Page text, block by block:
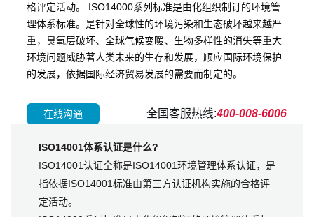
格评定活动。 ISO14000系列标准是由化组织制订的环境管
理体系标准。是针对全球性的环境污染和生态破坏越来越严
重，臭氧层破坏、全球气候变暖、生物多样性的消失等重大
环境问题威胁著人类未来的生存和发展，顺应国际环境保护
的发展，依据国际经济贸易发展的需要而制定的。
在线沟通 全国客服热线:400-008-6006
ISO14001体系认证是什么?
ISO14001认证全称是ISO14001环境管理体系认证，是
指依据ISO14001标准由第三方认证机构实施的合格评
定活动。